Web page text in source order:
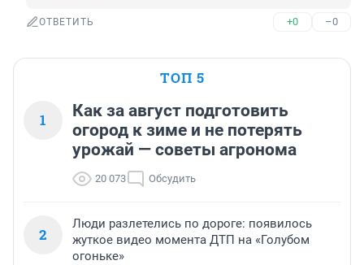
ОТВЕТИТЬ +0 –0
ТОП 5
1
Как за август подготовить
огород к зиме и не потерять
урожай — советы агронома
20 073 Обсудить
2
Люди разлетелись по дороге: появилось
жуткое видео момента ДТП на «Голубом
огоньке»